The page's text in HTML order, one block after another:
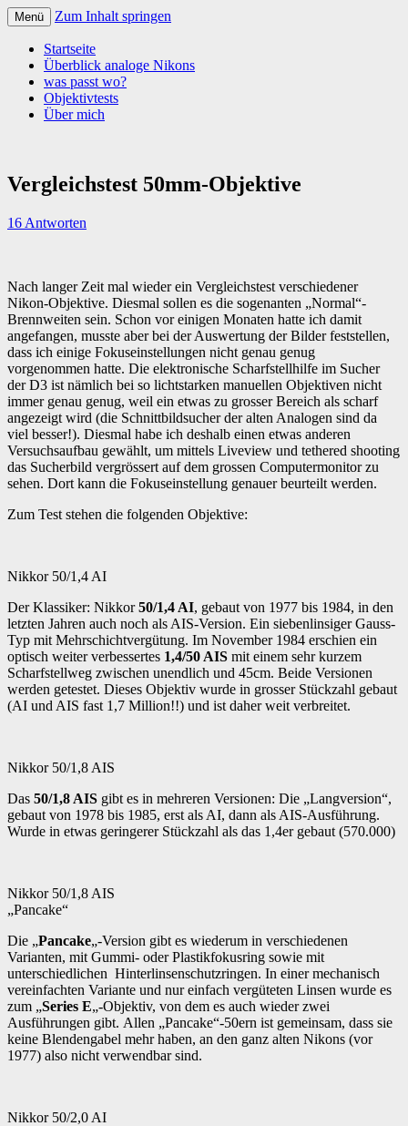
Menü Zum Inhalt springen
Startseite
Überblick analoge Nikons
was passt wo?
Objektivtests
Über mich
Vergleichstest 50mm-Objektive
16 Antworten
Nach langer Zeit mal wieder ein Vergleichstest verschiedener
Nikon-Objektive. Diesmal sollen es die sogenanten „Normal“-
Brennweiten sein. Schon vor einigen Monaten hatte ich damit
angefangen, musste aber bei der Auswertung der Bilder feststellen,
dass ich einige Fokuseinstellungen nicht genau genug
vorgenommen hatte. Die elektronische Scharfstellhilfe im Sucher
der D3 ist nämlich bei so lichtstarken manuellen Objektiven nicht
immer genau genug, weil ein etwas zu grosser Bereich als scharf
angezeigt wird (die Schnittbildsucher der alten Analogen sind da
viel besser!). Diesmal habe ich deshalb einen etwas anderen
Versuchsaufbau gewählt, um mittels Liveview und tethered shooting
das Sucherbild vergrössert auf dem grossen Computermonitor zu
sehen. Dort kann die Fokuseinstellung genauer beurteilt werden.
Zum Test stehen die folgenden Objektive:
Nikkor 50/1,4 AI
Der Klassiker: Nikkor50/1,4 AI, gebaut von 1977 bis 1984, in den
letzten Jahren auch noch als AIS-Version. Ein siebenlinsiger Gauss-
Typ mit Mehrschichtvergütung. Im November 1984 erschien ein
optisch weiter verbessertes 1,4/50 AIS mit einem sehr kurzem
Scharfstellweg zwischen unendlich und 45cm. Beide Versionen
werden getestet. Dieses Objektiv wurde in grosser Stückzahl gebaut
(AI und AIS fast 1,7 Million!!) und ist daher weit verbreitet.
Nikkor 50/1,8 AIS
Das 50/1,8 AIS gibt es in mehreren Versionen: Die „Langversion“,
gebaut von 1978 bis 1985, erst als AI, dann als AIS-Ausführung.
Wurde in etwas geringerer Stückzahl als das 1,4er gebaut (570.000)
Nikkor 50/1,8 AIS
„Pancake“
Die „Pancake„-Version gibt es wiederum in verschiedenen
Varianten, mit Gummi- oder Plastikfokusring sowie mit
unterschiedlichen Hinterlinsenschutzringen. In einer mechanisch
vereinfachten Variante und nur einfach vergüteten Linsen wurde es
zum „Series E„-Objektiv, von dem es auch wieder zwei
Ausführungen gibt. Allen „Pancake“-50ern ist gemeinsam, dass sie
keine Blendengabel mehr haben, an den ganz alten Nikons (vor
1977) also nicht verwendbar sind.
Nikkor 50/2,0 AI